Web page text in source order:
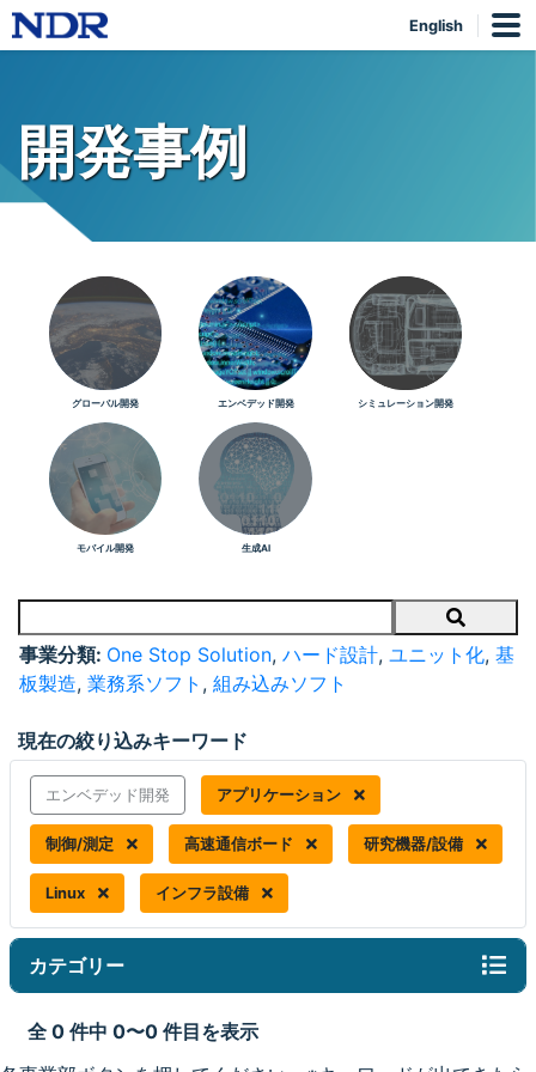
English
開発事例
グローバル開発 エンベデッド開発 シミュレーション開発
モバイル開発 生成AI
Search
事業分類: One Stop Solution, ハード設計, ユニット化, 基
板製造, 業務系ソフト , 組み込みソフト
現在の絞り込みキーワード
エンベデッド開発 アプリケーション
制御/測定 高速通信ボード 研究機器/設備
Linux インフラ設備
カテゴリー
全 0 件中 0〜0 件目を表示